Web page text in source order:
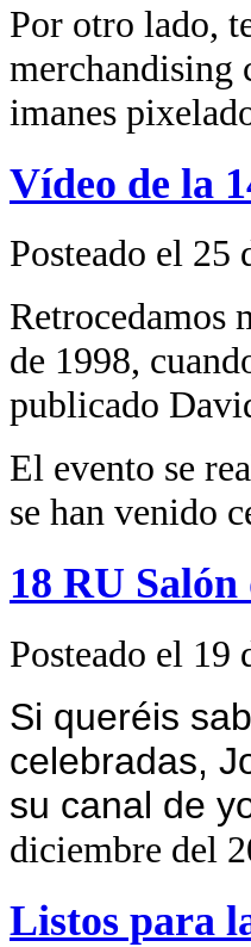
Por otro lado,
merchandising
imanes
Vídeo de la
Posteado el 25
Retrocedamos
de 1998,
publicado
El evento se
se han venido
18 RU
Posteado el 19
Si queréis
celebradas,
su canal de
diciembre del
Listos para